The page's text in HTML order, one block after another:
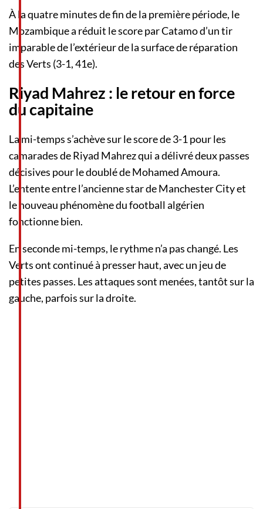
À la quatre minutes de fin de la première période, le
Mozambique a réduit le score par Catamo d’un tir
imparable de l’extérieur de la surface de réparation
des Verts (3-1, 41e).
Riyad Mahrez : le retour en force
du capitaine
La mi-temps s’achève sur le score de 3-1 pour les
camarades de Riyad Mahrez qui a délivré deux passes
décisives pour le doublé de Mohamed Amoura.
L’entente entre l’ancienne star de Manchester City et
le nouveau phénomène du football algérien
fonctionne bien.
En seconde mi-temps, le rythme n’a pas changé. Les
Verts ont continué à presser haut, avec un jeu de
petites passes. Les attaques sont menées, tantôt sur la
gauche, parfois sur la droite.